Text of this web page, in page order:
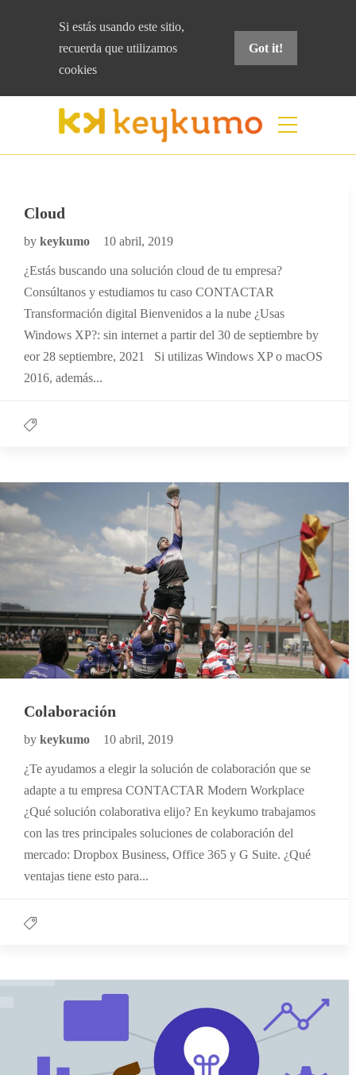
Si estás usando este sitio,
recuerda que utilizamos
cookies
Got it!
Home Resultados para "power apps"
Cloud
by keykumo 10 abril, 2019
¿Estás buscando una solución cloud de tu empresa?
Consúltanos y estudiamos tu caso CONTACTAR
Transformación digital Bienvenidos a la nube ¿Usas
Windows XP?: sin internet a partir del 30 de septiembre by
eor 28 septiembre, 2021 Si utilizas Windows XP o macOS
2016, además...
Colaboración
by keykumo 10 abril, 2019
¿Te ayudamos a elegir la solución de colaboración que se
adapte a tu empresa CONTACTAR Modern Workplace
¿Qué solución colaborativa elijo? En keykumo trabajamos
con las tres principales soluciones de colaboración del
mercado: Dropbox Business, Office 365 y G Suite. ¿Qué
ventajas tiene esto para...